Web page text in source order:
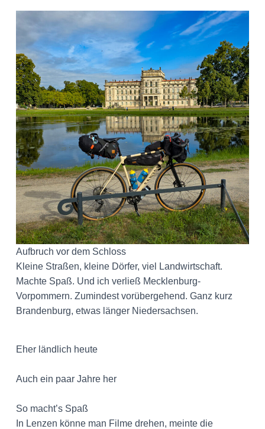
Aufbruch vor dem Schloss
Kleine Straßen, kleine Dörfer, viel Landwirtschaft.
Machte Spaß. Und ich verließ Mecklenburg-
Vorpommern. Zumindest vorübergehend. Ganz kurz
Brandenburg, etwas länger Niedersachsen.
Eher ländlich heute
Auch ein paar Jahre her
So macht’s Spaß
In Lenzen könne man Filme drehen, meinte die